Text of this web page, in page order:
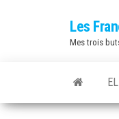
Les
Mes trois